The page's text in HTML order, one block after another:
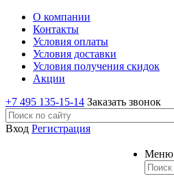
О компании
Контакты
Условия оплаты
Условия доставки
Условия получения скидок
Акции
+7 495 135-15-14 Заказать звонок
Вход Регистрация
Меню